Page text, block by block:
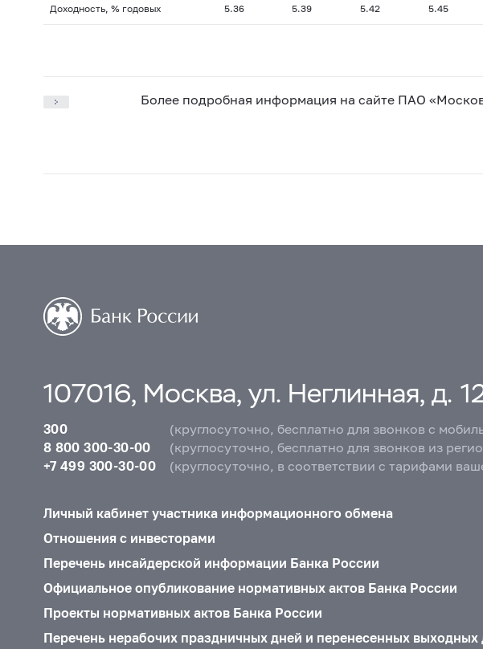
Доходность, % годовых 5.36 5.39 5.42 5.45
Более подробная информация на сайте ПАО
107016, Москва, ул. Неглинная, д.
300
(круглосуточно, бесплатно для звонков с
8 800 300-30-00
(круглосуточно, бесплатно для звонков из
+7 499 300-30-00
(круглосуточно, в соответствии с тарифами
Личный кабинет участника информационного обмена
Отношения с инвесторами
Перечень инсайдерской информации Банка России
Официальное опубликование нормативных актов Банка России
Проекты нормативных актов Банка России
Перечень нерабочих праздничных дней и перенесенных выходных